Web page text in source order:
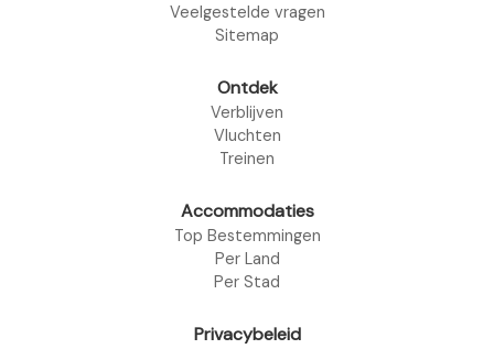
Veelgestelde vragen
Sitemap
Ontdek
Verblijven
Vluchten
Treinen
Accommodaties
Top Bestemmingen
Per Land
Per Stad
Privacybeleid